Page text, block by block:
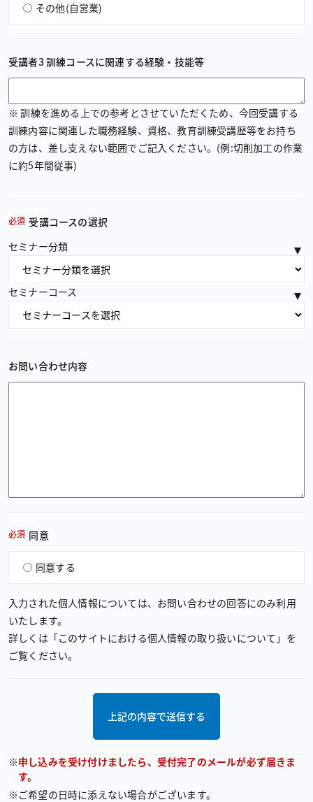
その他（自営業）
受講者3 訓練コースに関連する経験・技能等
※ 訓練を進める上での参考とさせていただくため、今回受講する
訓練内容に関連した職務経験、資格、教育訓練受講歴等をお持ち
の方は、差し支えない範囲でご記入ください。(例:切削加工の作業
に約5年間従事)
必須 受講コースの選択
セミナー分類
セミナーコース
お問い合わせ内容
必須 同意
同意する
入力された個人情報については、お問い合わせの回答にのみ利用
いたします。
詳しくは「このサイトにおける個人情報の取り扱いについて」を
ご覧ください。
上記の内容で送信する
申し込みを受け付けましたら、受付完了のメールが必ず届きま
す。
ご希望の日時に添えない場合がございます。